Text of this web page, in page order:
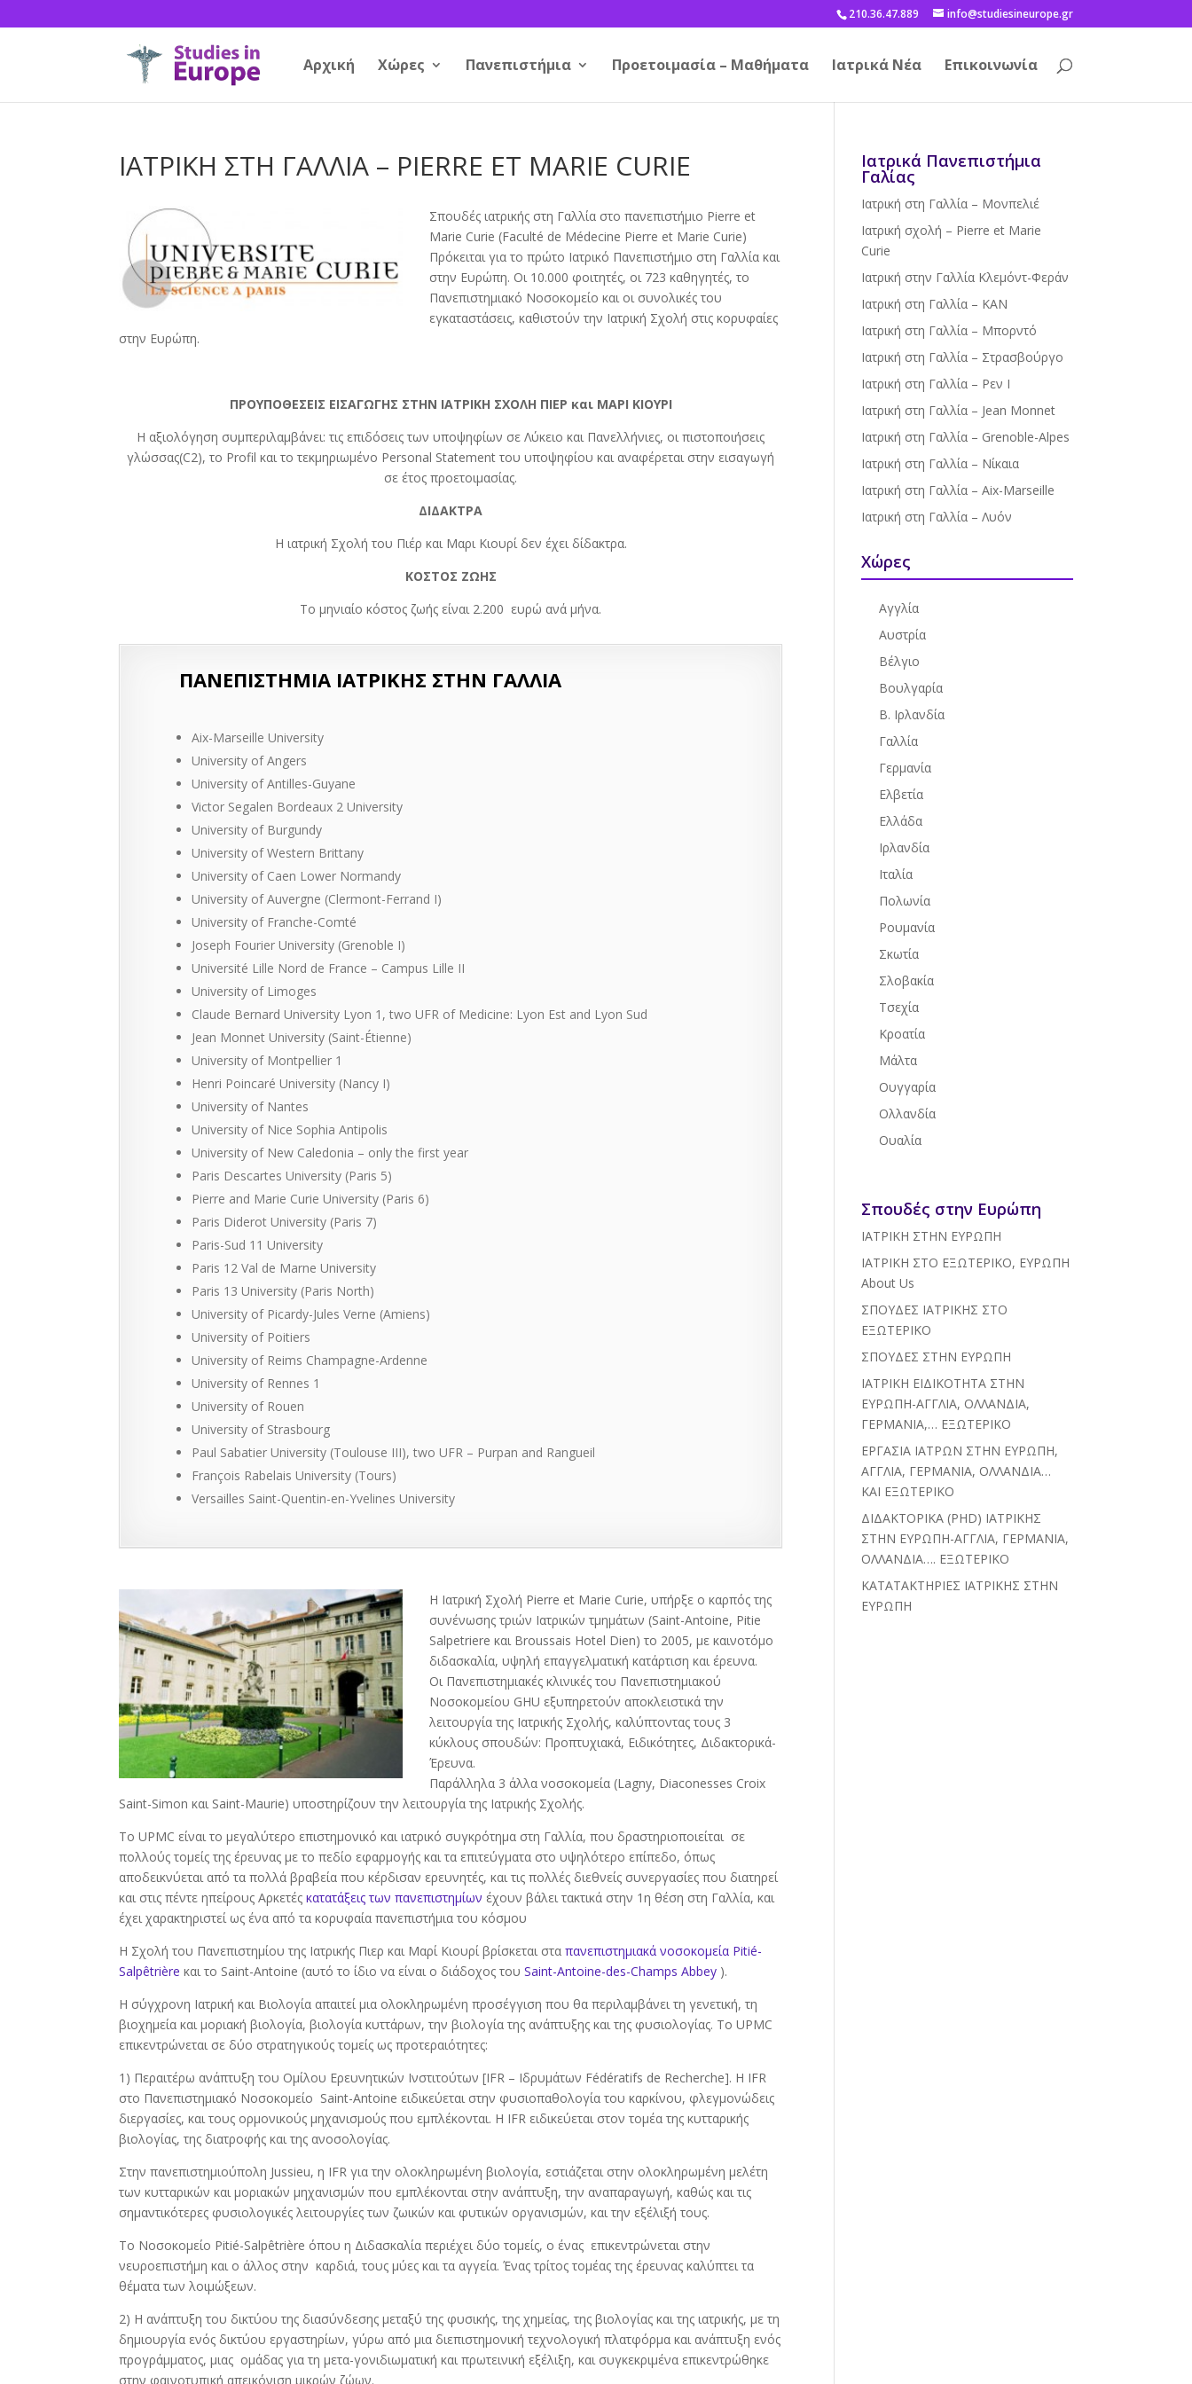
210.36.47.889 info@studiesineurope.gr
Αρχική Χώρες Πανεπιστήμια Προετοιμασία – Μαθήματα Ιατρικά Νέα Επικοινωνία
ΙΑΤΡΙΚΗ ΣΤΗ ΓΑΛΛΙΑ – PIERRE ET MARIE CURIE
Σπουδές ιατρικής στη Γαλλία στο πανεπιστήμιο Pierre et
Marie Curie (Faculté de Médecine Pierre et Marie Curie)
Πρόκειται για το πρώτο Ιατρικό Πανεπιστήμιο στη Γαλλία και
στην Ευρώπη. Οι 10.000 φοιτητές, οι 723 καθηγητές, το
Πανεπιστημιακό Νοσοκομείο και οι συνολικές του
εγκαταστάσεις, καθιστούν την Ιατρική Σχολή στις κορυφαίες
στην Ευρώπη.
ΠΡΟΥΠΟΘΕΣΕΙΣ ΕΙΣΑΓΩΓΗΣ ΣΤΗΝ ΙΑΤΡΙΚΗ ΣΧΟΛΗ ΠΙΕΡ και ΜΑΡΙ ΚΙΟΥΡΙ
Η αξιολόγηση συμπεριλαμβάνει: τις επιδόσεις των υποψηφίων σε Λύκειο και Πανελλήνιες, οι πιστοποιήσεις
γλώσσας(C2), το Profil και το τεκμηριωμένο Personal Statement του υποψηφίου και αναφέρεται στην εισαγωγή
σε έτος προετοιμασίας.
ΔΙΔΑΚΤΡΑ
Η ιατρική Σχολή του Πιέρ και Μαρι Κιουρί δεν έχει δίδακτρα.
ΚΟΣΤΟΣ ΖΩΗΣ
Το μηνιαίο κόστος ζωής είναι 2.200 ευρώ ανά μήνα.
ΠΑΝΕΠΙΣΤΗΜΙΑ ΙΑΤΡΙΚΗΣ ΣΤΗΝ ΓΑΛΛΙΑ
Aix-Marseille University
University of Angers
University of Antilles-Guyane
Victor Segalen Bordeaux 2 University
University of Burgundy
University of Western Brittany
University of Caen Lower Normandy
University of Auvergne (Clermont-Ferrand I)
University of Franche-Comté
Joseph Fourier University (Grenoble I)
Université Lille Nord de France – Campus Lille II
University of Limoges
Claude Bernard University Lyon 1 , two UFR of Medicine: Lyon Est and Lyon Sud
Jean Monnet University (Saint-Étienne)
University of Montpellier 1
Henri Poincaré University (Nancy I)
University of Nantes
University of Nice Sophia Antipolis
University of New Caledonia – only the first year
Paris Descartes University (Paris 5)
Pierre and Marie Curie University (Paris 6)
Paris Diderot University (Paris 7)
Paris-Sud 11 University
Paris 12 Val de Marne University
Paris 13 University (Paris North)
University of Picardy-Jules Verne (Amiens)
University of Poitiers
University of Reims Champagne-Ardenne
University of Rennes 1
University of Rouen
University of Strasbourg
Paul Sabatier University (Toulouse III), two UFR – Purpan and Rangueil
François Rabelais University (Tours)
Versailles Saint-Quentin-en-Yvelines University
Η Ιατρική Σχολή Pierre et Marie Curie, υπήρξε ο καρπός της
συνένωσης τριών Ιατρικών τμημάτων (Saint-Antoine, Pitie
Salpetriere και Broussais Hotel Dien) το 2005, με καινοτόμο
διδασκαλία, υψηλή επαγγελματική κατάρτιση και έρευνα.
Οι Πανεπιστημιακές κλινικές του Πανεπιστημιακού
Νοσοκομείου GHU εξυπηρετούν αποκλειστικά την
λειτουργία της Ιατρικής Σχολής, καλύπτοντας τους 3
κύκλους σπουδών: Προπτυχιακά, Ειδικότητες, Διδακτορικά-
Έρευνα.
Παράλληλα 3 άλλα νοσοκομεία (Lagny, Diaconesses Croix
Saint-Simon και Saint-Maurie) υποστηρίζουν την λειτουργία της Ιατρικής Σχολής.
Το UPMC είναι το μεγαλύτερο επιστημονικό και ιατρικό συγκρότημα στη Γαλλία, που δραστηριοποιείται σε
πολλούς τομείς της έρευνας με το πεδίο εφαρμογής και τα επιτεύγματα στο υψηλότερο επίπεδο, όπως
αποδεικνύεται από τα πολλά βραβεία που κέρδισαν ερευνητές, και τις πολλές διεθνείς συνεργασίες που διατηρεί
και στις πέντε ηπείρους Αρκετέςκατατάξεις των πανεπιστημίων έχουν βάλει τακτικά στην 1η θέση στη Γαλλία, και
έχει χαρακτηριστεί ως ένα από τα κορυφαία πανεπιστήμια του κόσμου
Η Σχολή του Πανεπιστημίου της Ιατρικής Πιερ και Μαρί Κιουρί βρίσκεται σταπανεπιστημιακά νοσοκομεία Pitié-
Salpêtrière και το Saint-Antoine (αυτό το ίδιο να είναι ο διάδοχος τουSaint-Antoine-des-Champs Abbey ).
Η σύγχρονη Ιατρική και Βιολογία απαιτεί μια ολοκληρωμένη προσέγγιση που θα περιλαμβάνει τη γενετική, τη
βιοχημεία και μοριακή βιολογία, βιολογία κυττάρων, την βιολογία της ανάπτυξης και της φυσιολογίας. Το UPMC
επικεντρώνεται σε δύο στρατηγικούς τομείς ως προτεραιότητες:
1) Περαιτέρω ανάπτυξη του Ομίλου Ερευνητικών Ινστιτούτων [IFR – Ιδρυμάτων Fédératifs de Recherche]. Η IFR
στο Πανεπιστημιακό Νοσοκομείο Saint-Antoine ειδικεύεται στην φυσιοπαθολογία του καρκίνου, φλεγμονώδεις
διεργασίες, και τους ορμονικούς μηχανισμούς που εμπλέκονται. Η IFR ειδικεύεται στον τομέα της κυτταρικής
βιολογίας, της διατροφής και της ανοσολογίας.
Στην πανεπιστημιούπολη Jussieu, η IFR για την ολοκληρωμένη βιολογία, εστιάζεται στην ολοκληρωμένη μελέτη
των κυτταρικών και μοριακών μηχανισμών που εμπλέκονται στην ανάπτυξη, την αναπαραγωγή, καθώς και τις
σημαντικότερες φυσιολογικές λειτουργίες των ζωικών και φυτικών οργανισμών, και την εξέλιξή τους.
Το Νοσοκομείο Pitié-Salpêtrière όπου η Διδασκαλία περιέχει δύο τομείς, ο ένας επικεντρώνεται στην
νευροεπιστήμη και ο άλλος στην καρδιά, τους μύες και τα αγγεία. Ένας τρίτος τομέας της έρευνας καλύπτει τα
θέματα των λοιμώξεων.
2) Η ανάπτυξη του δικτύου της διασύνδεσης μεταξύ της φυσικής, της χημείας, της βιολογίας και της ιατρικής, με τη
δημιουργία ενός δικτύου εργαστηρίων, γύρω από μια διεπιστημονική τεχνολογική πλατφόρμα και ανάπτυξη ενός
προγράμματος, μιας ομάδαςγια τη μετα-γονιδιωματική και πρωτεινική εξέλιξη, και συγκεκριμένα επικεντρώθηκε
στην φαινοτυπική απεικόνιση μικρών ζώων.
Ιατρικά Πανεπιστήμια
Γαλίας
Ιατρική στη Γαλλία – Μονπελιέ
Ιατρική σχολή – Pierre et Marie
Curie
Ιατρική στην Γαλλία Κλεμόντ-Φεράν
Ιατρική στη Γαλλία – ΚΑΝ
Ιατρική στη Γαλλία – Μπορντό
Ιατρική στη Γαλλία – Στρασβούργο
Ιατρική στη Γαλλία – Ρεν Ι
Ιατρική στη Γαλλία – Jean Monnet
Ιατρική στη Γαλλία – Grenoble-Alpes
Ιατρική στη Γαλλία – Νίκαια
Ιατρική στη Γαλλία – Aix-Marseille
Ιατρική στη Γαλλία – Λυόν
Χώρες
Αγγλία
Αυστρία
Βέλγιο
Βουλγαρία
Β. Ιρλανδία
Γαλλία
Γερμανία
Ελβετία
Ελλάδα
Ιρλανδία
Ιταλία
Πολωνία
Ρουμανία
Σκωτία
Σλοβακία
Τσεχία
Κροατία
Μάλτα
Ουγγαρία
Ολλανδία
Ουαλία
Σπουδές στην Ευρώπη
ΙΑΤΡΙΚΗ ΣΤΗΝ ΕΥΡΩΠΗ
ΙΑΤΡΙΚΗ ΣΤΟ ΕΞΩΤΕΡΙΚΟ, ΕΥΡΩΠΗ
About Us
ΣΠΟΥΔΕΣ ΙΑΤΡΙΚΗΣ ΣΤΟ
ΕΞΩΤΕΡΙΚΟ
ΣΠΟΥΔΕΣ ΣΤΗΝ ΕΥΡΩΠΗ
ΙΑΤΡΙΚΗ ΕΙΔΙΚΟΤΗΤΑ ΣΤΗΝ
ΕΥΡΩΠΗ-ΑΓΓΛΙΑ, ΟΛΛΑΝΔΙΑ,
ΓΕΡΜΑΝΙΑ,… ΕΞΩΤΕΡΙΚΟ
ΕΡΓΑΣΙΑ ΙΑΤΡΩΝ ΣΤΗΝ ΕΥΡΩΠΗ,
ΑΓΓΛΙΑ, ΓΕΡΜΑΝΙΑ, ΟΛΛΑΝΔΙΑ…
ΚΑΙ ΕΞΩΤΕΡΙΚΟ
ΔΙΔΑΚΤΟΡΙΚΑ (PHD) ΙΑΤΡΙΚΗΣ
ΣΤΗΝ ΕΥΡΩΠΗ-ΑΓΓΛΙΑ, ΓΕΡΜΑΝΙΑ,
ΟΛΛΑΝΔΙΑ…. ΕΞΩΤΕΡΙΚΟ
ΚΑΤΑΤΑΚΤΗΡΙΕΣ ΙΑΤΡΙΚΗΣ ΣΤΗΝ
ΕΥΡΩΠΗ